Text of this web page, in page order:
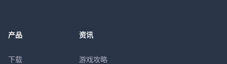
产品
下载
资讯
游戏攻略